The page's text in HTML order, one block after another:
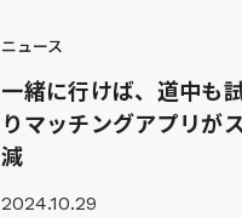
ニュース
一緒に行けば、道中も
りマッチングアプリが
減
2024.10.29